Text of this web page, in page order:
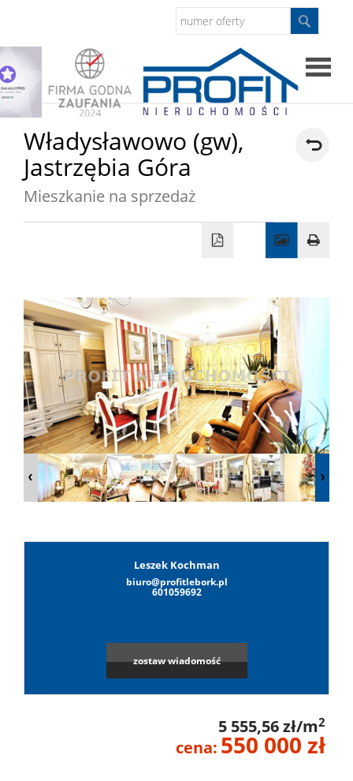
Lokale
Hale
Hale
Władysławowo (gw),
Jastrzębia Góra
Mieszkanie na sprzedaż
Leszek Kochman
biuro@profitlebork.pl
601059692
zostaw wiadomość
5 555,56 zł/m2
cena: 550 000 zł